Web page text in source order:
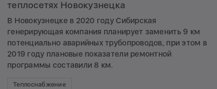
теплосетях Новокузнецка
В Новокузнецке в 2020 году Сибирская
генерирующая компания планирует заменить 9 км
потенциально аварийных трубопроводов, при этом в
2019 году плановые показатели ремонтной
программы составили 8 км.
Теплоснабжение